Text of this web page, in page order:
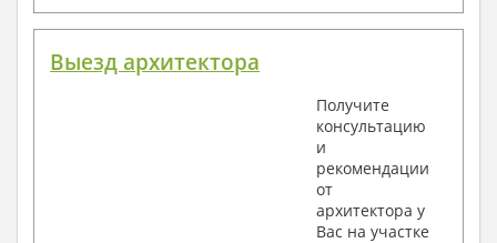
Выезд архитектора
Получите
консультацию
и
рекомендации
от
архитектора у
Вас на участке